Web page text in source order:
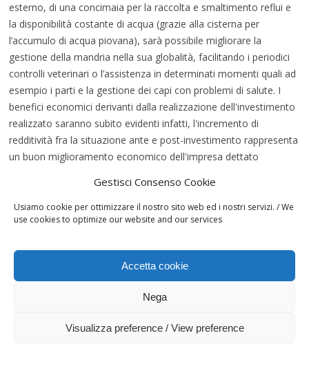
Gestisci Consenso Cookie
Usiamo cookie per ottimizzare il nostro sito web ed i nostri servizi. / We
use cookies to optimize our website and our services
Accetta cookie
Nega
Visualizza preference / View preference
esterno, di una concimaia per la raccolta e smaltimento reflui e
la disponibilità costante di acqua (grazie alla cisterna per
l’accumulo di acqua piovana), sarà possibile migliorare la
gestione della mandria nella sua globalità, facilitando i periodici
controlli veterinari o l’assistenza in determinati momenti quali ad
esempio i parti e la gestione dei capi con problemi di salute. I
benefici economici derivanti dalla realizzazione dell'investimento
realizzato saranno subito evidenti infatti, l'incremento di
redditività fra la situazione ante e post-investimento rappresenta
un buon miglioramento economico dell'impresa dettato
perseguibile, riguarda principalmente il miglioramento ed il
consolidamento economico dell’impresa, come conseguenza
diretta del miglioramento dell’efficienza aziendale.
https://ec.europa.eu/info/food-farming-fisheries/key-
policies/common-agricultural-policy/rural-development_it